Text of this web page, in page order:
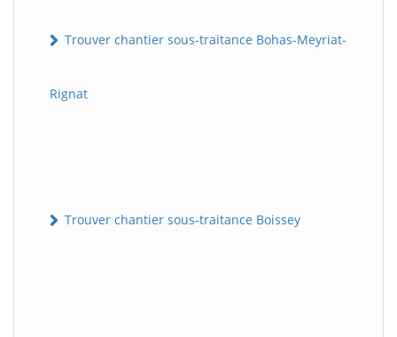
Trouver chantier sous-traitance Bohas-Meyriat-
Rignat
Trouver chantier sous-traitance Boissey